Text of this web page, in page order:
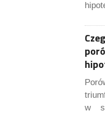
w